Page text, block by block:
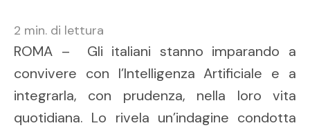
2 min. di lettura
ROMA – Gli italiani stanno imparando a
convivere con l’Intelligenza Artificiale e a
integrarla, con prudenza, nella loro vita
quotidiana. Lo rivela un’indagine condotta